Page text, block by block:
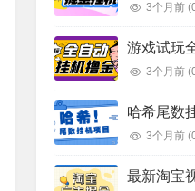
3个月前
3个月前
3个月前